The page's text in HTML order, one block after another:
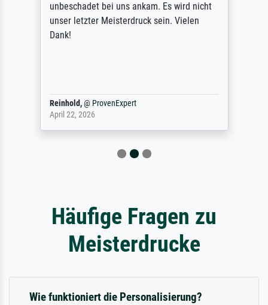
unbeschadet bei uns ankam. Es wird nicht
unser letzter Meisterdruck sein. Vielen
Dank!
Reinhold,@ ProvenExpert
April 22, 2026
Häufige Fragen zu
Meisterdrucke
Wie funktioniert die Personalisierung?